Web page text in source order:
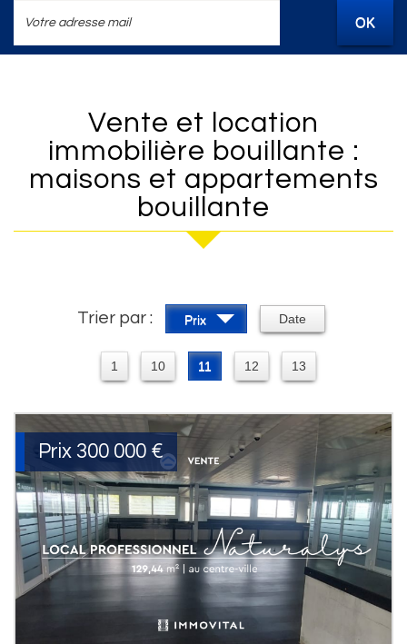
OK
Vente et location
immobilière bouillante :
maisons et appartements
bouillante
Trier par : Prix Date
1 10 11 12 13
Prix 300 000 €